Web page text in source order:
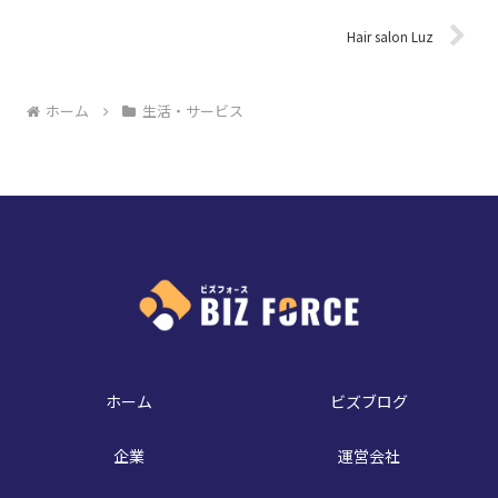
Hair salon Luz
ホーム 生活・サービス
ホーム ビズブログ
企業 運営会社